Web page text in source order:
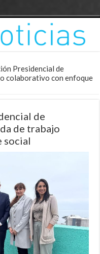
Presidencial de
colaborativo con enfoque
de
de trabajo
social